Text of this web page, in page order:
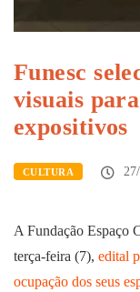
Funesc
visuais
expositivos
CULTURA
A Fundação Espaço
terça-feira (7), edital
ocupação dos seus